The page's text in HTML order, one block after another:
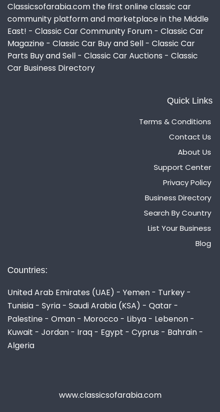
Classicsofarabia.com the first online classic car
community platform and marketplace in the Middle
East! - Classic Car Community Forum - Classic Car
Magazine - Classic Car Buy and Sell - Classic Car
Parts Buy and Sell - Classic Car Auctions - Classic
Car Business Directory
Quick Links
Terms & Conditions
Contact Us
About Us
Support Center
Privacy Policy
Business Directory
Search By Country
List Your Business
Blog
Countries:
United Arab Emirates (UAE) - Yemen - Turkey -
Tunisia - Syria - Saudi Arabia (KSA) - Qatar -
Palestine - Oman - Morocco - Libya - Lebenon -
Kuwait - Jordan - Iraq - Egypt - Cyprus - Bahrain -
Algeria
www.classicsofarabia.com